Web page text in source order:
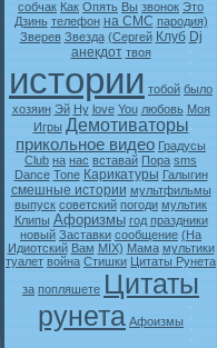
собчак Как Опять Вы звонок Это
Дзинь телефон на СМС пародия)
Зверев Звезда (Сергей Клуб Dj
анекдот твоя
истории тобой было
хозяин Эй Ну love You любовь Моя
Игры Демотиваторы
прикольное видео Градусы
Club на нас вставай Пора sms
Dance Tone Карикатуры Галыгин
смешные истории мультфильмы
выпуск советский погоди мультик
Клипы Афоризмы год праздники
новый Заставки сообщение (На
Идиотский Вам MIX) Мама мультики
туалет война Стишки Цитаты Рунета
за попляшете Цитаты
рунета Афоизмы